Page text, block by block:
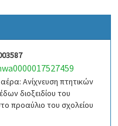
Ανίχνευση πτητικών
διοξειδίου του
προαύλιο του σχολείου